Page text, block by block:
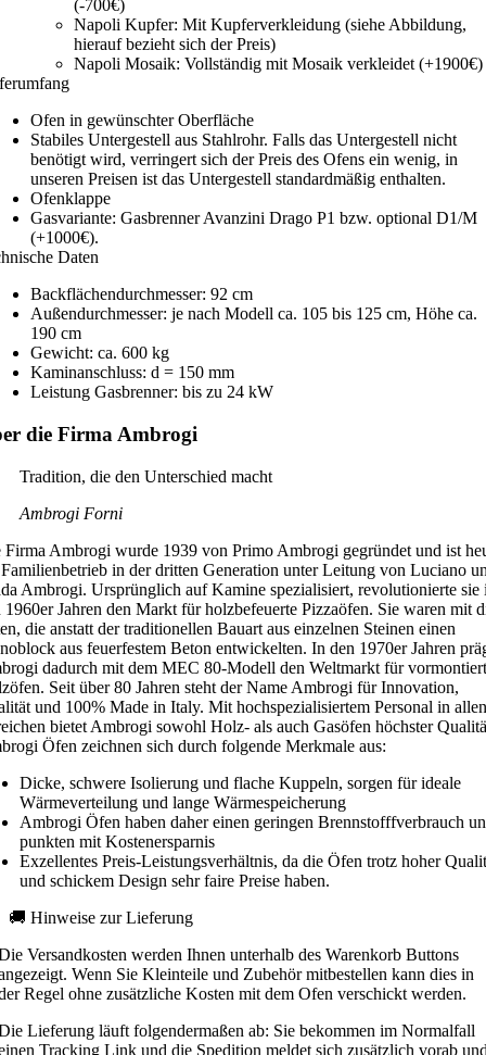
(-700€)
Napoli Kupfer: Mit Kupferverkleidung (siehe Abbildung,
hierauf bezieht sich der Preis)
Napoli Mosaik: Vollständig mit Mosaik verkleidet (+1900€)
Ofen in gewünschter Oberfläche
Stabiles Untergestell aus Stahlrohr. Falls das Untergestell nicht
benötigt wird, verringert sich der Preis des Ofens ein wenig, in
unseren Preisen ist das Untergestell standardmäßig enthalten.
Ofenklappe
Gasvariante: Gasbrenner Avanzini Drago P1 bzw. optional D1/M
(+1000€).
Daten
Backflächendurchmesser: 92 cm
Außendurchmesser: je nach Modell ca. 105 bis 125 cm, Höhe ca.
190 cm
Gewicht: ca. 600 kg
Kaminanschluss: d = 150 mm
Leistung Gasbrenner: bis zu 24 kW
die Firma Ambrogi
Tradition, die den Unterschied macht
Ambrogi Forni
Firma Ambrogi wurde 1939 von Primo Ambrogi gegründet und ist
in der dritten Generation unter Leitung von Luciano
Ambrogi. Ursprünglich auf Kamine spezialisiert, revolutionierte sie
1960er Jahren den Markt für holzbefeuerte Pizzaöfen. Sie waren mit
die anstatt der traditionellen Bauart aus einzelnen Steinen einen
aus feuerfestem Beton entwickelten. In den 1970er Jahren
dadurch mit dem MEC 80-Modell den Weltmarkt für
Seit über 80 Jahren steht der Name Ambrogi für Innovation,
und 100% Made in Italy. Mit hochspezialisiertem Personal in allen
bietet Ambrogi sowohl Holz- als auch Gasöfen höchster
Öfen zeichnen sich durch folgende Merkmale aus:
Dicke, schwere Isolierung und flache Kuppeln, sorgen für ideale
Wärmeverteilung und lange Wärmespeicherung
Ambrogi Öfen haben daher einen geringen Brennstofffverbrauch
punkten mit Kostenersparnis
Exzellentes Preis-Leistungsverhältnis, da die Öfen trotz hoher
und schickem Design sehr faire Preise haben.
🚚 Hinweise zur Lieferung
Versandkosten werden Ihnen unterhalb des Warenkorb Buttons
Wenn Sie Kleinteile und Zubehör mitbestellen kann dies in
Regel ohne zusätzliche Kosten mit dem Ofen verschickt werden.
Lieferung läuft folgendermaßen ab: Sie bekommen im Normalfall
Tracking Link und die Spedition meldet sich zusätzlich vorab